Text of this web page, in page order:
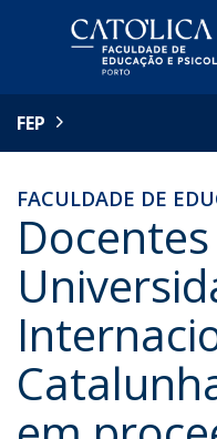
FEP
FACULDADE DE